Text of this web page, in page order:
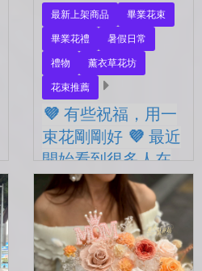
最新上架商品
畢業花束
畢業花禮
暑假日常
禮物
薰衣草花坊
花束推薦
💜 有些祝福，用一
束花剛剛好 💜 最近
開始看到很多人在
拍照
💜 有些祝福，用一束花剛剛
好 💜 最近開始看到很多人
在拍照📷 穿著學士服、抱著
花束，笑著紀錄這段重要的